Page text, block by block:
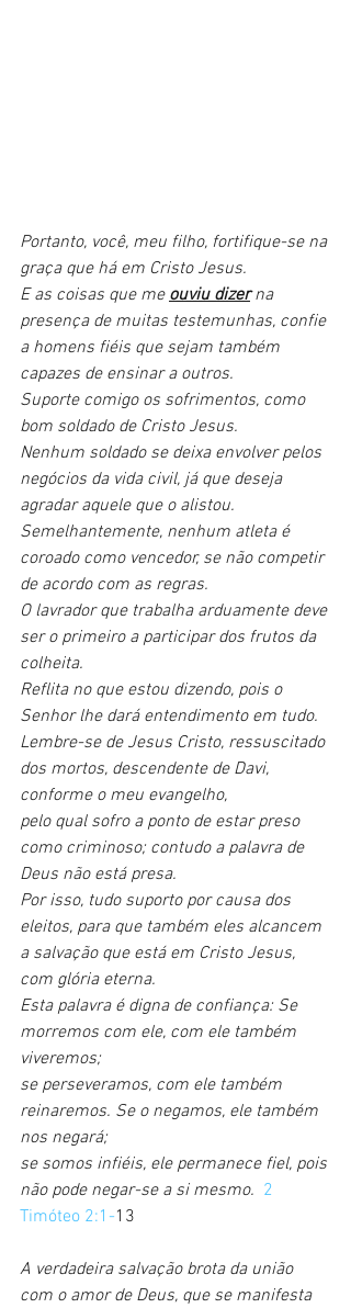
Portanto, você, meu filho, fortifique-se na
graça que há em Cristo Jesus.
E as coisas que me ouviu dizer na
presença de muitas testemunhas, confie
a homens fiéis que sejam também
capazes de ensinar a outros.
Suporte comigo os sofrimentos, como
bom soldado de Cristo Jesus.
Nenhum soldado se deixa envolver pelos
negócios da vida civil, já que deseja
agradar aquele que o alistou.
Semelhantemente, nenhum atleta é
coroado como vencedor, se não competir
de acordo com as regras.
O lavrador que trabalha arduamente deve
ser o primeiro a participar dos frutos da
colheita.
Reflita no que estou dizendo, pois o
Senhor lhe dará entendimento em tudo.
Lembre-se de Jesus Cristo, ressuscitado
dos mortos, descendente de Davi,
conforme o meu evangelho,
pelo qual sofro a ponto de estar preso
como criminoso; contudo a palavra de
Deus não está presa.
Por isso, tudo suporto por causa dos
eleitos, para que também eles alcancem
a salvação que está em Cristo Jesus,
com glória eterna.
Esta palavra é digna de confiança: Se
morremos com ele, com ele também
viveremos;
se perseveramos, com ele também
reinaremos. Se o negamos, ele também
nos negará;
se somos infiéis, ele permanece fiel, pois
não pode negar-se a si mesmo. 2
Timóteo 2:1-13
A verdadeira salvação brota da união
com o amor de Deus, que se manifesta